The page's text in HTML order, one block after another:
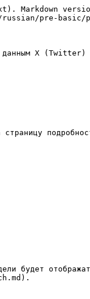
pre-basic/
данным X (Twitter)
будет